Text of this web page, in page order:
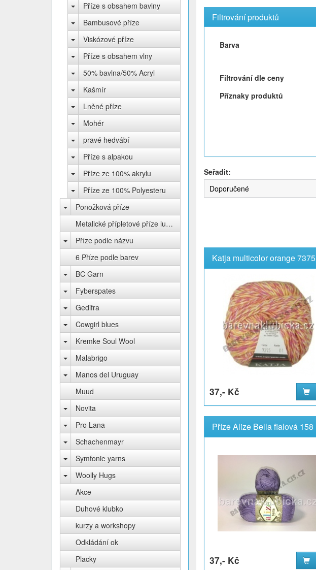
Příze s obsahem bavlny
Bambusové příze
Viskózové příze
Příze s obsahem vlny
50% bavlna/50% Acryl
Kašmír
Lněné příze
Mohér
pravé hedvábí
Příze s alpakou
Příze ze 100% akrylu
Příze ze 100% Polyesteru
Ponožková příze
Metalické přípletové příze lurex
Příze podle názvu
6 Příze podle barev
BC Garn
Fyberspates
Gedifra
Cowgirl blues
Kremke Soul Wool
Malabrigo
Manos del Uruguay
Muud
Novita
Pro Lana
Schachenmayr
Symfonie yarns
Woolly Hugs
Akce
Duhové klubko
kurzy a workshopy
Odkládání ok
Placky
Filtrování produktů
Barva
Filtrování dle ceny
Příznaky produktů
Seřadit:
Doporučené
Katja multicolor orange 7375
37,- Kč
Příze Alize Bella fialová 158
37,- Kč